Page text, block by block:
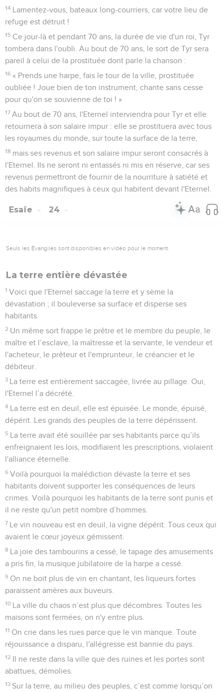
14 Lamentez-vous, bateaux long-courriers, car votre lieu de
refuge est détruit !
15 Ce jour-là et pendant 70 ans, la durée de vie d'un roi, Tyr
tombera dans l'oubli. Au bout de 70 ans, le sort de Tyr sera
pareil à celui de la prostituée dont parle la chanson :
16 « Prends une harpe, fais le tour de la ville, prostituée
oubliée ! Joue bien de ton instrument, chante sans cesse
pour qu'on se souvienne de toi ! »
17 Au bout de 70 ans, l'Eternel interviendra pour Tyr et elle
retournera à son salaire impur : elle se prostituera avec tous
les royaumes du monde, sur toute la surface de la terre,
18 mais ses revenus et son salaire impur seront consacrés à
l'Eternel. Ils ne seront ni entassés ni mis en réserve, car ses
revenus permettront de fournir de la nourriture à satiété et
des habits magnifiques à ceux qui habitent devant l'Eternel.
Esaïe 24
Seuls les Évangiles sont disponibles en vidéo pour le moment.
La terre entière dévastée
1 Voici que l'Eternel saccage la terre et y sème la
dévastation ; il bouleverse sa surface et disperse ses
habitants.
2 Un même sort frappe le prêtre et le membre du peuple, le
maître et l’esclave, la maîtresse et la servante, le vendeur et
l'acheteur, le prêteur et l'emprunteur, le créancier et le
débiteur.
3 La terre est entièrement saccagée, livrée au pillage. Oui,
l'Eternel l’a décrété.
4 La terre est en deuil, elle est épuisée. Le monde, épuisé,
dépérit. Les grands des peuples de la terre dépérissent.
5 La terre avait été souillée par ses habitants parce qu’ils
enfreignaient les lois, modifiaient les prescriptions, violaient
l'alliance éternelle.
6 Voilà pourquoi la malédiction dévaste la terre et ses
habitants doivent supporter les conséquences de leurs
crimes. Voilà pourquoi les habitants de la terre sont punis et
il ne reste qu'un petit nombre d’hommes.
7 Le vin nouveau est en deuil, la vigne dépérit. Tous ceux qui
avaient le cœur joyeux gémissent.
8 La joie des tambourins a cessé, le tapage des amusements
a pris fin, la musique jubilatoire de la harpe a cessé.
9 On ne boit plus de vin en chantant, les liqueurs fortes
paraissent amères aux buveurs.
10 La ville du chaos n’est plus que décombres. Toutes les
maisons sont fermées, on n'y entre plus.
11 On crie dans les rues parce que le vin manque. Toute
réjouissance a disparu, l'allégresse est bannie du pays.
12 Il ne reste dans la ville que des ruines et les portes sont
abattues, démolies.
13 Sur la terre, au milieu des peuples, c’est comme lorsqu’on